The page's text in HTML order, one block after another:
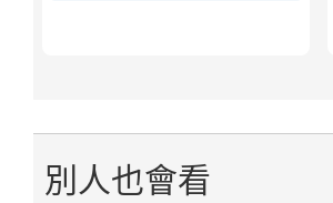
別人也會看